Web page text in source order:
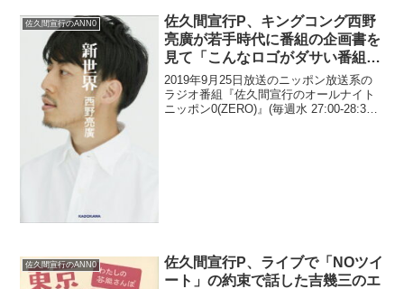
佐久間宣行のANN0
佐久間宣行P、キングコング西野
亮廣が若手時代に番組の企画書を
見て「こんなロゴがダサい番組や
りたくない」と言っていたと暴露
2019年9月25日放送のニッポン放送系の
ラジオ番組『佐久間宣行のオールナイト
ニッポン0(ZERO)』(毎週水 27:00-28:30)
佐久間宣行のANN0
佐久間宣行P、ライブで「NOツイ
ート」の約束で話した吉幾三のエ